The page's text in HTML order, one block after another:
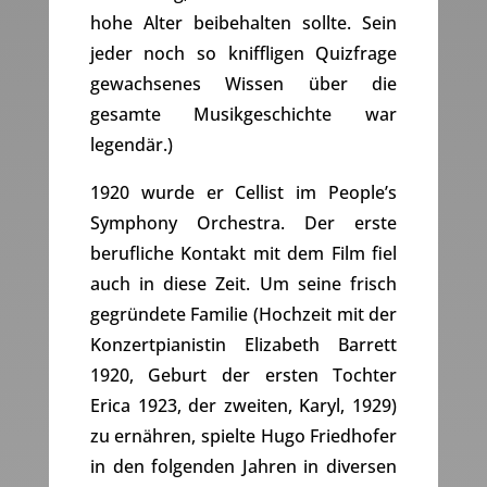
hohe Alter beibehalten sollte. Sein
jeder noch so kniffligen Quizfrage
gewachsenes Wissen über die
gesamte Musikgeschichte war
legendär.)
1920 wurde er Cellist im People’s
Symphony Orchestra. Der erste
berufliche Kontakt mit dem Film fiel
auch in diese Zeit. Um seine frisch
gegründete Familie (Hochzeit mit der
Konzertpianistin Elizabeth Barrett
1920, Geburt der ersten Tochter
Erica 1923, der zweiten, Karyl, 1929)
zu ernähren, spielte Hugo Friedhofer
in den folgenden Jahren in diversen